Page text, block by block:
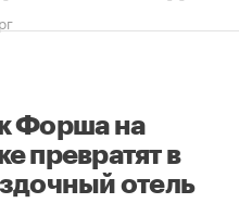
Форша на
превратят в
отель